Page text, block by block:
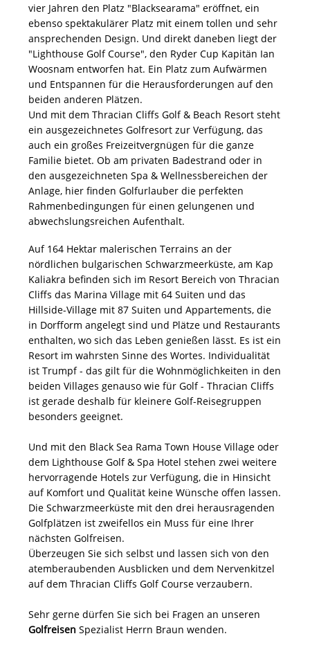
vier Jahren den Platz "Blacksearama" eröffnet, ein
ebenso spektakulärer Platz mit einem tollen und sehr
ansprechenden Design. Und direkt daneben liegt der
"Lighthouse Golf Course", den Ryder Cup Kapitän Ian
Woosnam entworfen hat. Ein Platz zum Aufwärmen
und Entspannen für die Herausforderungen auf den
beiden anderen Plätzen.
Und mit dem Thracian Cliffs Golf & Beach Resort steht
ein ausgezeichnetes Golfresort zur Verfügung, das
auch ein großes Freizeitvergnügen für die ganze
Familie bietet. Ob am privaten Badestrand oder in
den ausgezeichneten Spa & Wellnessbereichen der
Anlage, hier finden Golfurlauber die perfekten
Rahmenbedingungen für einen gelungenen und
abwechslungsreichen Aufenthalt.
Auf 164 Hektar malerischen Terrains an der
nördlichen bulgarischen Schwarzmeerküste, am Kap
Kaliakra befinden sich im Resort Bereich von Thracian
Cliffs das Marina Village mit 64 Suiten und das
Hillside-Village mit 87 Suiten und Appartements, die
in Dorfform angelegt sind und Plätze und Restaurants
enthalten, wo sich das Leben genießen lässt. Es ist ein
Resort im wahrsten Sinne des Wortes. Individualität
ist Trumpf - das gilt für die Wohnmöglichkeiten in den
beiden Villages genauso wie für Golf - Thracian Cliffs
ist gerade deshalb für kleinere Golf-Reisegruppen
besonders geeignet.
Und mit den Black Sea Rama Town House Village oder
dem Lighthouse Golf & Spa Hotel stehen zwei weitere
hervorragende Hotels zur Verfügung, die in Hinsicht
auf Komfort und Qualität keine Wünsche offen lassen.
Die Schwarzmeerküste mit den drei herausragenden
Golfplätzen ist zweifellos ein Muss für eine Ihrer
nächsten Golfreisen.
Überzeugen Sie sich selbst und lassen sich von den
atemberaubenden Ausblicken und dem Nervenkitzel
auf dem Thracian Cliffs Golf Course verzaubern.
Sehr gerne dürfen Sie sich bei Fragen an unseren
Golfreisen Spezialist Herrn Braun wenden.